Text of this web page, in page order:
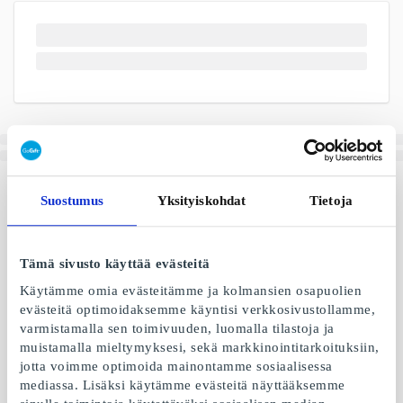
Suostumus Yksityiskohdat Tietoja
Tämä sivusto käyttää evästeitä
Käytämme omia evästeitämme ja kolmansien osapuolien
evästeitä optimoidaksemme käyntisi verkkosivustollamme,
varmistamalla sen toimivuuden, luomalla tilastoja ja
muistamalla mieltymyksesi, sekä markkinointitarkoituksiin,
jotta voimme optimoida mainontamme sosiaalisessa
mediassa. Lisäksi käytämme evästeitä näyttääksemme